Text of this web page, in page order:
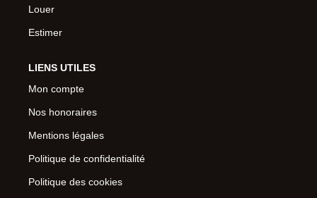
Louer
Estimer
LIENS UTILES
Mon compte
Nos honoraires
Mentions légales
Politique de confidentialité
Politique des cookies